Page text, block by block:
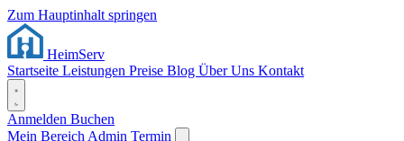
Zum Hauptinhalt springen
HeimServ
Startseite Leistungen Preise Blog Über Uns Kontakt
Anmelden Buchen
Mein Bereich Admin Termin